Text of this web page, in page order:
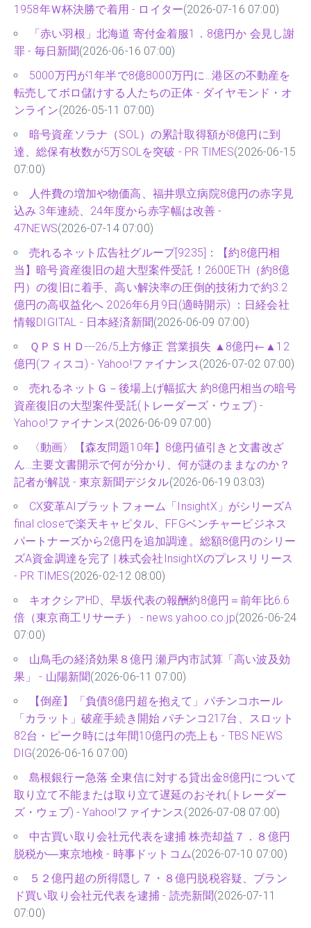
1958年Ｗ杯決勝で着用 - ロイター(2026-07-16 07:00)
「赤い羽根」北海道 寄付金着服1．8億円か 会見し謝
罪 - 毎日新聞(2026-06-16 07:00)
5000万円が1年半で8億8000万円に…港区の不動産を
転売してボロ儲けする人たちの正体 - ダイヤモンド・オ
ンライン(2026-05-11 07:00)
暗号資産ソラナ（SOL）の累計取得額が8億円に到
達、総保有枚数が5万SOLを突破 - PR TIMES(2026-06-15
07:00)
人件費の増加や物価高、福井県立病院8億円の赤字見
込み 3年連続、24年度から赤字幅は改善 -
47NEWS(2026-07-14 07:00)
売れるネット広告社グループ[9235]：【約8億円相
当】暗号資産復旧の超大型案件受託！2600ETH（約8億
円）の復旧に着手、高い解決率の圧倒的技術力で約3.2
億円の高収益化へ 2026年6月9日(適時開示) ：日経会社
情報DIGITAL - 日本経済新聞(2026-06-09 07:00)
ＱＰＳＨＤ---26/5上方修正 営業損失 ▲8億円←▲12
億円(フィスコ) - Yahoo!ファイナンス(2026-07-02 07:00)
売れるネットＧ－後場上げ幅拡大 約8億円相当の暗号
資産復旧の大型案件受託(トレーダーズ・ウェブ) -
Yahoo!ファイナンス(2026-06-09 07:00)
〈動画〉【森友問題10年】8億円値引きと文書改ざ
ん…主要文書開示で何が分かり、何が謎のままなのか？
記者が解説 - 東京新聞デジタル(2026-06-19 03:03)
CX変革AIプラットフォーム「InsightX」がシリーズA
final closeで楽天キャピタル、FFGベンチャービジネス
パートナーズから2億円を追加調達。総額8億円のシリー
ズA資金調達を完了 | 株式会社InsightXのプレスリリース
- PR TIMES(2026-02-12 08:00)
キオクシアHD、早坂代表の報酬約8億円＝前年比6.6
倍（東京商工リサーチ） - news.yahoo.co.jp(2026-06-24
07:00)
山鳥毛の経済効果８億円 瀬戸内市試算「高い波及効
果」 - 山陽新聞(2026-06-11 07:00)
【倒産】「負債8億円超を抱えて」パチンコホール
「カラット」破産手続き開始 パチンコ217台、スロット
82台・ピーク時には年間10億円の売上も - TBS NEWS
DIG(2026-06-16 07:00)
島根銀行ー急落 全東信に対する貸出金8億円について
取り立て不能または取り立て遅延のおそれ(トレーダー
ズ・ウェブ) - Yahoo!ファイナンス(2026-07-08 07:00)
中古買い取り会社元代表を逮捕 株売却益７．８億円
脱税か―東京地検 - 時事ドットコム(2026-07-10 07:00)
５２億円超の所得隠し７・８億円脱税容疑、ブラン
ド買い取り会社元代表を逮捕 - 読売新聞(2026-07-11
07:00)